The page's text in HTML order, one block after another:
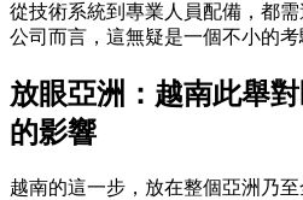
從技術系統到專業人員配備，都
公司而言，這無疑是一個不小的考
放眼亞洲：越南此舉
的影響
越南的這一步，放在整個亞洲乃